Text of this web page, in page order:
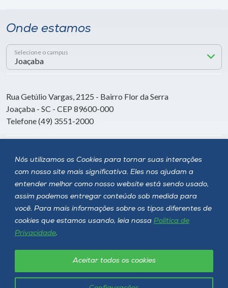
Nós utilizamos os Cookies para tornar suas interações
com nosso site mais significativa. Eles nos ajudam a
entender melhor como nosso website está sendo usado,
assim podemos entregar conteúdo sob medida para
você. Para mais informações sobre os tipos diferentes de
cookies que estamos usando, leia nossa Política de
Privacidade.
Aceitar todos os cookies
Onde estamos
Selecione o campus
Rua Getúlio Vargas, 2125 - Bairro Flor da Serra
Joaçaba - SC - CEP 89600-000
Telefone (49) 3551-2000
Siga a Unoesc
Política de privacidade LGPD